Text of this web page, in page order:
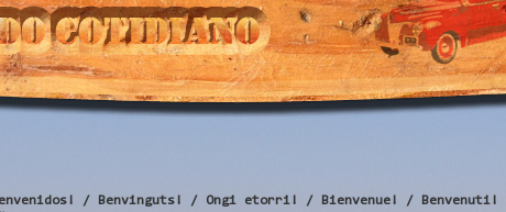
/ Benvinguts! / Ongi etorri! / Bienvenue! / Benvenuti!